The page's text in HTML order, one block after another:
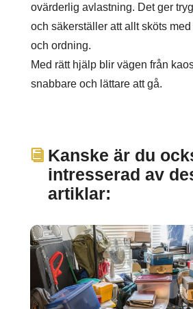
ovärderlig avlastning. Det ger
och säkerställer att allt sköts
och ordning.
Med rätt hjälp blir vägen från
snabbare och lättare att gå.
Kanske är du
intresserad av
artiklar: